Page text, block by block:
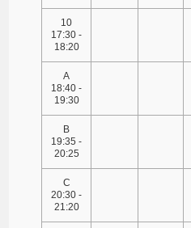
10
17:30 -
18:20
A
18:40 -
19:30
B
19:35 -
20:25
C
20:30 -
21:20